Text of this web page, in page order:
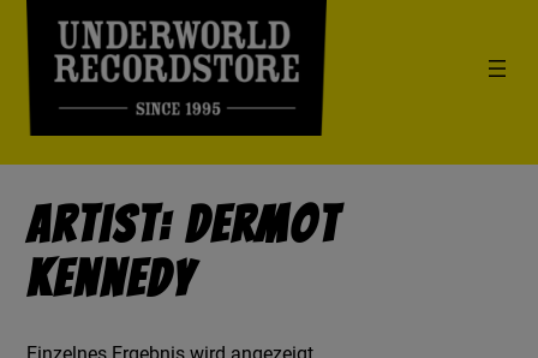
Artist: Dermot
Kennedy